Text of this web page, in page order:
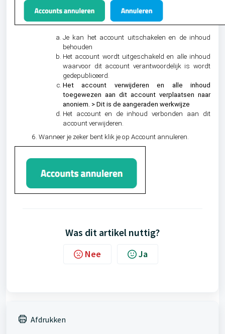
Je kan het account uitschakelen en de inhoud
behouden
Het account wordt uitgeschakeld en alle inhoud
waarvoor dit account verantwoordelijk is wordt
gedepubliceerd.
Het account verwijderen en alle inhoud
toegewezen aan dit account verplaatsen naar
anoniem. > Dit is de aangeraden werkwijze
Het account en de inhoud verbonden aan dit
account verwijderen.
Wanneer je zeker bent klik je op Account annuleren.
Was dit artikel nuttig?
Nee Ja
Afdrukken